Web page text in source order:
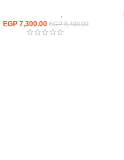
ترابيزات,
EGP8,400.00
EGP 7,300.00